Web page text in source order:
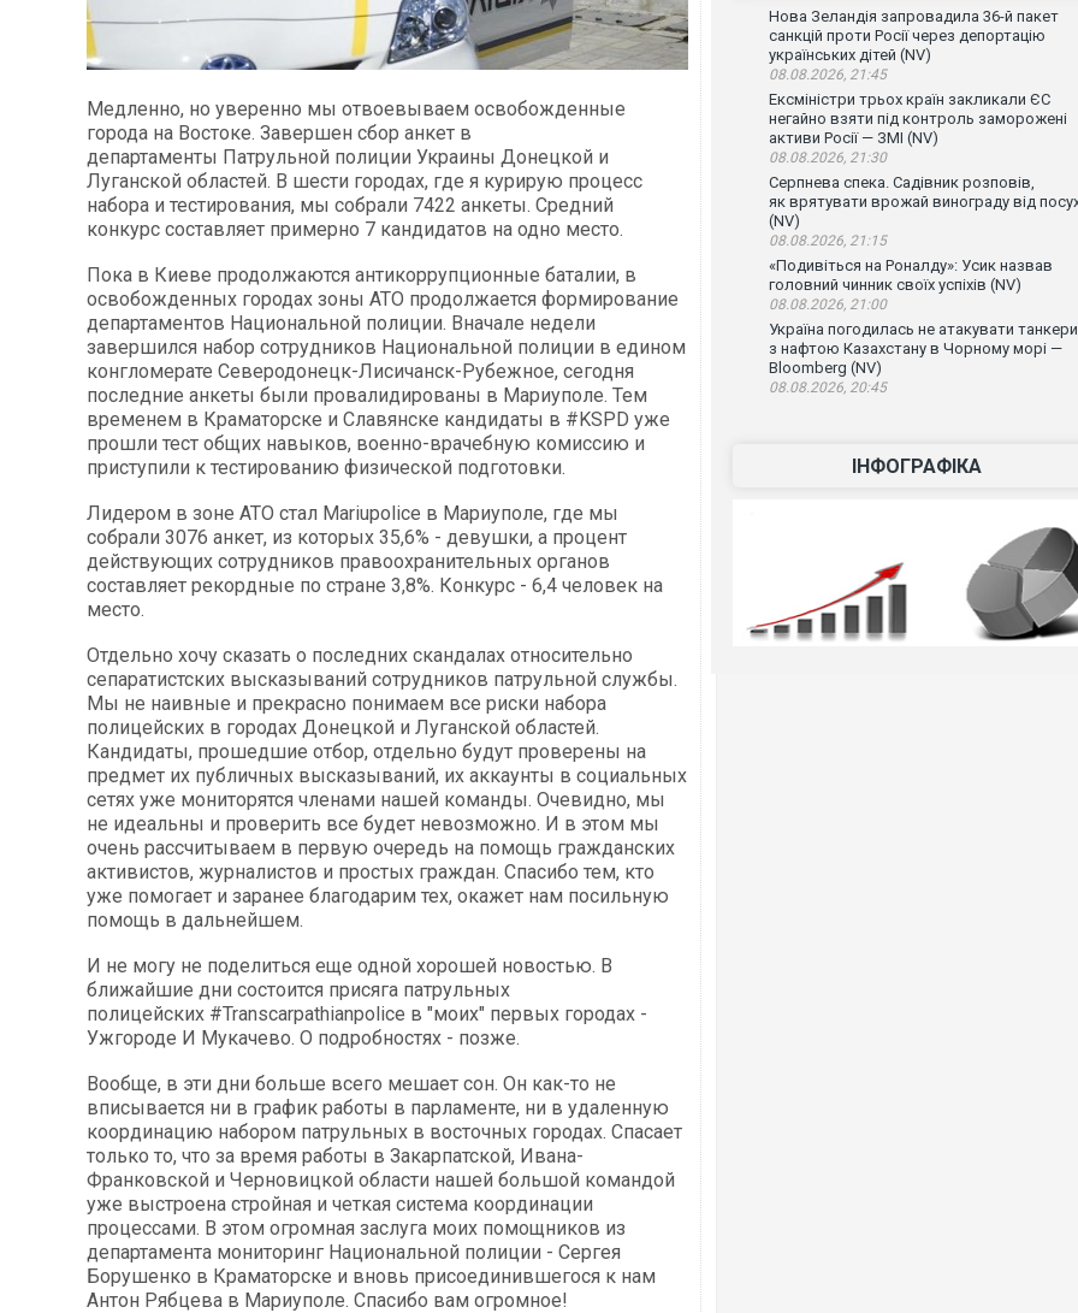
Медленно, но уверенно мы отвоевываем освобожденные
города на Востоке. Завершен сбор анкет в
департаменты Патрульной полиции Украины Донецкой и
Луганской областей. В шести городах, где я курирую процесс
набора и тестирования, мы собрали 7422 анкеты. Средний
конкурс составляет примерно 7 кандидатов на одно место.
Пока в Киеве продолжаются антикоррупционные баталии, в
освобожденных городах зоны АТО продолжается формирование
департаментов Национальной полиции. Вначале недели
завершился набор сотрудников Национальной полиции в едином
конгломерате Северодонецк-Лисичанск-Рубежное, сегодня
последние анкеты были провалидированы в Мариуполе. Тем
временем в Краматорске и Славянске кандидаты в ‪#‎KSPD‬ уже
прошли тест общих навыков, военно-врачебную комиссию и
приступили к тестированию физической подготовки.
Лидером в зоне АТО стал ‪‎Mariupolice‬ в Мариуполе, где мы
собрали 3076 анкет, из которых 35,6% - девушки, а процент
действующих сотрудников правоохранительных органов
составляет рекордные по стране 3,8%. Конкурс - 6,4 человек на
место.
Отдельно хочу сказать о последних скандалах относительно
сепаратистских высказываний сотрудников патрульной службы.
Мы не наивные и прекрасно понимаем все риски набора
полицейских в городах Донецкой и Луганской областей.
Кандидаты, прошедшие отбор, отдельно будут проверены на
предмет их публичных высказываний, их аккаунты в социальных
сетях уже мониторятся членами нашей команды. Очевидно, мы
не идеальны и проверить все будет невозможно. И в этом мы
очень рассчитываем в первую очередь на помощь гражданских
активистов, журналистов и простых граждан. Спасибо тем, кто
уже помогает и заранее благодарим тех, окажет нам посильную
помощь в дальнейшем.
И не могу не поделиться еще одной хорошей новостью. В
ближайшие дни состоится присяга патрульных
полицейских ‪#‎Transcarpathianpolice‬ в "моих" первых городах -
Ужгороде И Мукачево. О подробностях - позже.
Вообще, в эти дни больше всего мешает сон. Он как-то не
вписывается ни в график работы в парламенте, ни в удаленную
координацию набором патрульных в восточных городах. Спасает
только то, что за время работы в Закарпатской, Ивана-
Франковской и Черновицкой области нашей большой командой
уже выстроена стройная и четкая система координации
процессами. В этом огромная заслуга моих помощников из
департамента мониторинг Национальной полиции - Сергея
Борушенко в Краматорске и вновь присоединившегося к нам
Антон Рябцева в Мариуполе. Спасибо вам огромное!
Нова Зеландія запровадила 36-й пакет
санкцій проти Росії через депортацію
українських дітей (NV)
08.08.2026, 21:45
Ексміністри трьох країн закликали ЄС
негайно взяти під контроль заморожені
активи Росії — ЗМІ (NV)
08.08.2026, 21:30
Серпнева спека. Садівник розповів,
як врятувати врожай винограду від
(NV)
08.08.2026, 21:15
«Подивіться на Роналду»: Усик назвав
головний чинник своїх успіхів (NV)
08.08.2026, 21:00
Україна погодилась не атакувати танкери
з нафтою Казахстану в Чорному морі —
Bloomberg (NV)
08.08.2026, 20:45
ІНФОГРАФІКА